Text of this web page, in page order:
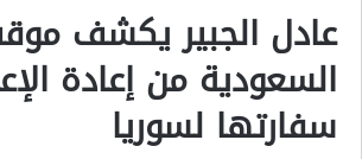
عادل الجبير يكشف
السعودية من إعادة
سفارتها لسوريا